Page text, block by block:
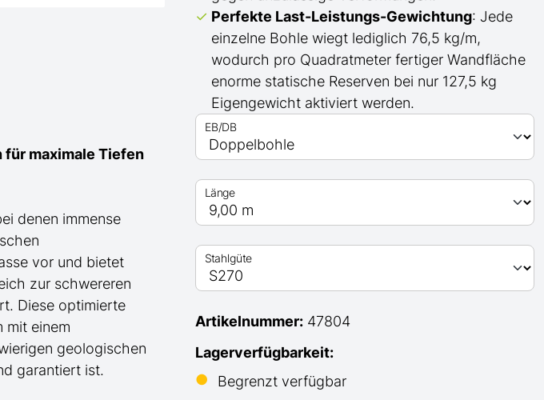
maximale Tiefen
denen immense
vor und bietet
zur schwereren
Diese optimierte
mit einem
geologischen
garantiert ist.
Perfekte Last-Leistungs-Gewichtung: Jede
einzelne Bohle wiegt lediglich 76,5 kg/m,
wodurch pro Quadratmeter fertiger Wandfläche
enorme statische Reserven bei nur 127,5 kg
Eigengewicht aktiviert werden.
EB/DB
Länge
Stahlgüte
Artikelnummer: 47804
Lagerverfügbarkeit:
●
Begrenzt verfügbar